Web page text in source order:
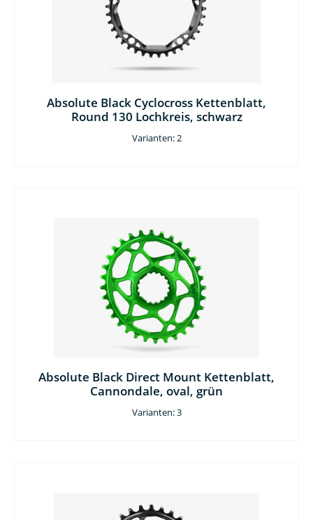
Absolute Black Cyclocross Kettenblatt,
Round 130 Lochkreis, schwarz
Varianten: 2
Absolute Black Direct Mount Kettenblatt,
Cannondale, oval, grün
Varianten: 3